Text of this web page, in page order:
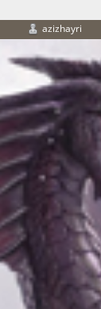
azizhayri